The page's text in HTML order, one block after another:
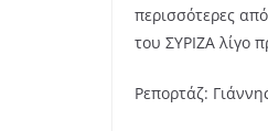
περισσότερες
του ΣΥΡΙΖΑ λίγο
Ρεπορτάζ: